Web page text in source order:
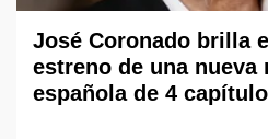
José Coronado brilla
estreno de una nueva
española de 4